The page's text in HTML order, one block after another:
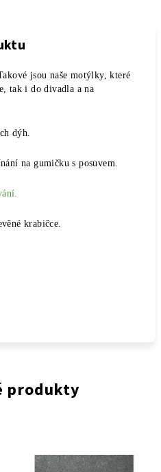
jsou naše motýlky, které
tak i do divadla a na
dýh.
na gumičku s posuvem.
krabičce.
produkty